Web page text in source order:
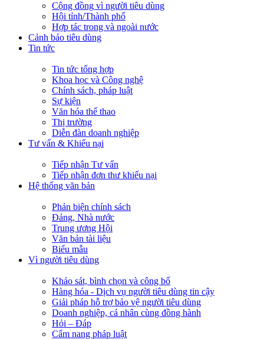
Cộng đồng vì người tiêu dùng
Hội tỉnh/Thành phố
Hợp tác trong và ngoài nước
Cảnh báo tiêu dùng
Tin tức
Tin tức tổng hợp
Khoa học và Công nghệ
Chính sách, pháp luật
Sự kiện
Văn hóa thể thao
Thị trường
Diễn đàn doanh nghiệp
Tư vấn & Khiếu nại
Tiếp nhận Tư vấn
Tiếp nhận đơn thư khiếu nại
Hệ thống văn bản
Phản biện chính sách
Đảng, Nhà nước
Trung ương Hội
Văn bản tài liệu
Biểu mẫu
Vì người tiêu dùng
Khảo sát, bình chọn và công bố
Hàng hóa - Dịch vụ người tiêu dùng tin cậy
Giải pháp hỗ trợ bảo vệ người tiêu dùng
Doanh nghiệp, cá nhân cùng đồng hành
Hỏi – Đáp
Cẩm nang pháp luật